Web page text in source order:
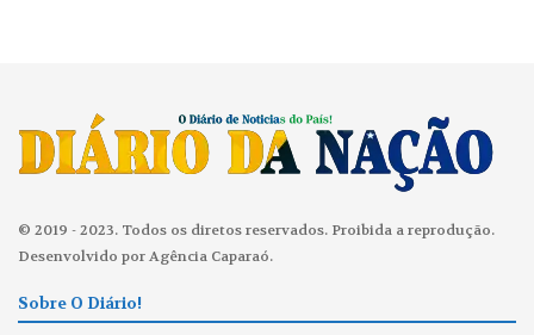
© 2019 - 2023. Todos os diretos reservados. Proibida a reprodução.
Desenvolvido por Agência Caparaó.
Sobre O Diário!